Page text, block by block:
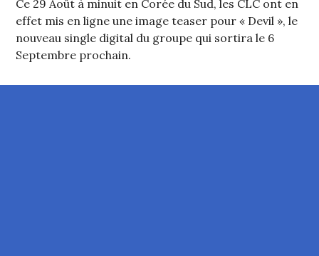
Ce 29 Août à minuit en Corée du Sud, les CLC ont en
effet mis en ligne une image teaser pour « Devil », le
nouveau single digital du groupe qui sortira le 6
Septembre prochain.